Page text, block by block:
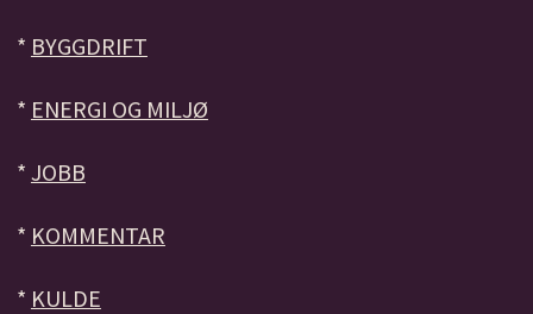
* BYGGDRIFT
* ENERGI OG MILJØ
* JOBB
* KOMMENTAR
* KULDE